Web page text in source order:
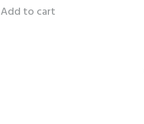
Add to cart